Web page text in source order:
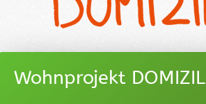
Wohnprojekt DOMIZIL